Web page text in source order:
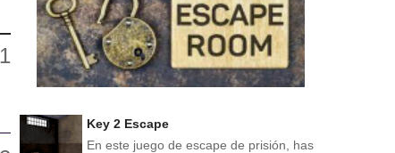
Key 2 Escape
En este juego de escape de prisión, has